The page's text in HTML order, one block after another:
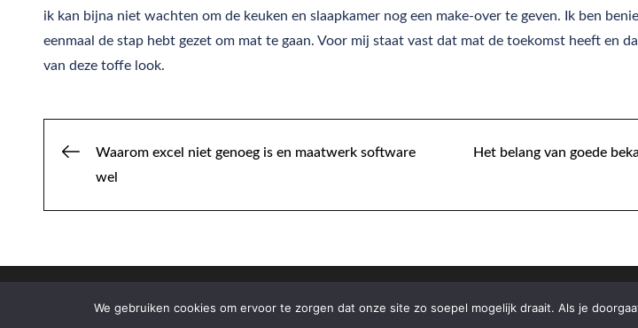
ik kan bijna niet wachten om de keuken en slaapkamer nog een make-over te geven. Ik ben
eenmaal de stap hebt gezet om mat te gaan. Voor mij staat vast dat mat de toekomst heeft en
van deze toffe look.
Post
navigation
Waarom excel niet genoeg is en maatwerk software
wel
Het belang van goede
Copyright © 2026eerstdeklas.nl| Theme:
We gebruiken cookies om ervoor te zorgen dat onze site zo soepel mogelijk draait. Als je